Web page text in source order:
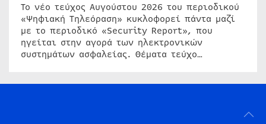
Το νέο τεύχος Αυγούστου 2026 του περιοδικού
«Ψηφιακή Τηλεόραση» κυκλοφορεί πάντα μαζί
με το περιοδικό «Security Report», που
ηγείται στην αγορά των ηλεκτρονικών
συστημάτων ασφαλείας. Θέματα τεύχο…